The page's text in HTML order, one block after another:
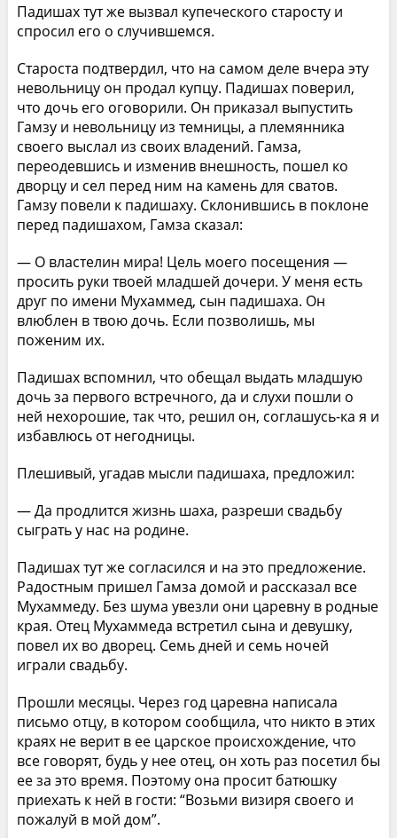
Падишах тут же вызвал купеческого старосту и
спросил его о случившемся.
Староста подтвердил, что на самом деле вчера эту
невольницу он продал купцу. Падишах поверил,
что дочь его оговорили. Он приказал выпустить
Гамзу и невольницу из темницы, а племянника
своего выслал из своих владений. Гамза,
переодевшись и изменив внешность, пошел ко
дворцу и сел перед ним на камень для сватов.
Гамзу повели к падишаху. Склонившись в поклоне
перед падишахом, Гамза сказал:
— О властелин мира! Цель моего посещения —
просить руки твоей младшей дочери. У меня есть
друг по имени Мухаммед, сын падишаха. Он
влюблен в твою дочь. Если позволишь, мы
поженим их.
Падишах вспомнил, что обещал выдать младшую
дочь за первого встречного, да и слухи пошли о
ней нехорошие, так что, решил он, соглашусь-ка я и
избавлюсь от негодницы.
Плешивый, угадав мысли падишаха, предложил:
— Да продлится жизнь шаха, разреши свадьбу
сыграть у нас на родине.
Падишах тут же согласился и на это предложение.
Радостным пришел Гамза домой и рассказал все
Мухаммеду. Без шума увезли они царевну в родные
края. Отец Мухаммеда встретил сына и девушку,
повел их во дворец. Семь дней и семь ночей
играли свадьбу.
Прошли месяцы. Через год царевна написала
письмо отцу, в котором сообщила, что никто в этих
краях не верит в ее царское происхождение, что
все говорят, будь у нее отец, он хоть раз посетил бы
ее за это время. Поэтому она просит батюшку
приехать к ней в гости: “Возьми визиря своего и
пожалуй в мой дом”.